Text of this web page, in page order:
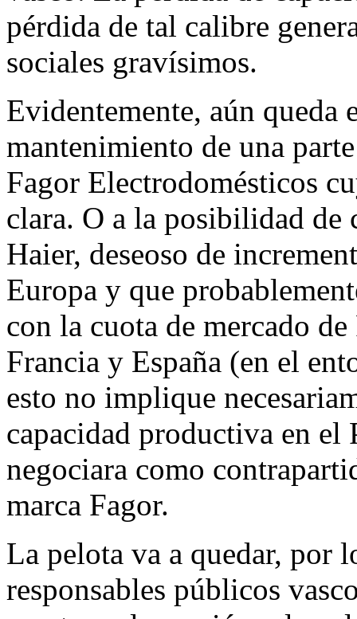
pérdida de tal calibre
sociales gravísimos.
Evidentemente, aún queda
mantenimiento de una
Fagor Electrodomésticos
clara. O a la posibilidad de
Haier, deseoso de
Europa y que
con la cuota de mercado
Francia y España (en el
esto no implique
capacidad productiva en el
negociara como
marca Fagor.
La pelota va a quedar, por
responsables públicos